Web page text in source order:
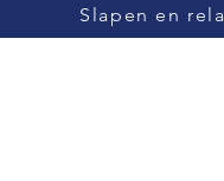
Slapen en